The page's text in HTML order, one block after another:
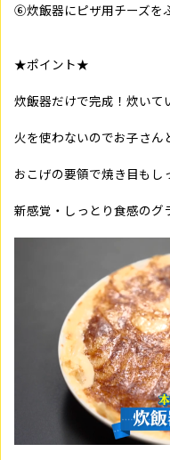
⑥炊飯器にピザ用チーズを
★ポイント★
炊飯器だけで完成！炊いて
火を使わないのでお子さ
おこげの要領で焼き目もし
新感覚・しっとり食感のグ